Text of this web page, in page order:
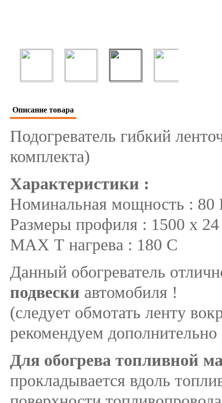
Описание товара
Подогреватель гибкий
комплекта)
Характеристики :
Номинальная мощность : 80
Размеры профиля : 1500 х
МАХ Т нагрева : 180 С
Данный обогреватель
подвески автомобиля !
(следует обмотать ленту
рекомендуем
Для обогрева топливной
прокладывается вдоль